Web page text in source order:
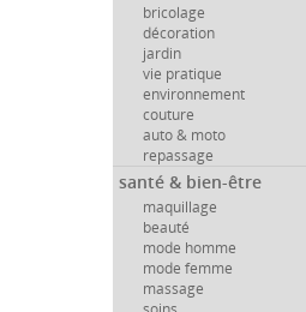
bricolage
décoration
jardin
vie pratique
environnement
couture
auto & moto
repassage
santé & bien-être
maquillage
beauté
mode homme
mode femme
massage